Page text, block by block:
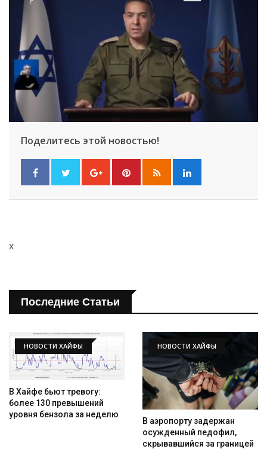
Поделитесь этой новостью!
x
Последние Статьи
НОВОСТИ ХАЙФЫ
В Хайфе бьют тревогу:
более 130 превышений
уровня бензола за неделю
НОВОСТИ ХАЙФЫ
В аэропорту задержан
осужденный педофил,
скрывавшийся за границей